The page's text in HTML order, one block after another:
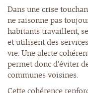
Dans une crise
ne raisonne pas
habitants travaillent,
et utilisent des
vie. Une alerte
permet donc d’éviter
communes voisines.
Cette cohérence